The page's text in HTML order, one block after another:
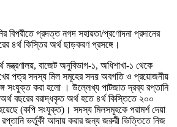
বিপরীতে প্রদত্ত নগদ সহায়তা/প্রণোদনা প্রদানের
৪র্থ কিস্তির অর্থ ছাড়করণ প্রসঙ্গে।
মন্ত্রণালয়, বাজেট অনুবিভাগ-১, অধিশাখা-১ থেকে
পত্র সদস্য মিল সমূহের সদয় অবগতি ও প্রয়োজনীয়
সংযুক্ত করা হলো । উল্লেখ্য পাটজাত দ্রব্য রপ্তানি
বছরের বরাদ্ধকৃত অর্থ হতে ৪র্থ কিস্তিতে ২০০
(কপি সংযুক্ত)। সদস্য মিলসমূহকে পরামর্শ দেয়া
রপ্তানি ভর্তুকী আদায় করার জন্য জরুরী ভিত্তিতে নিজ